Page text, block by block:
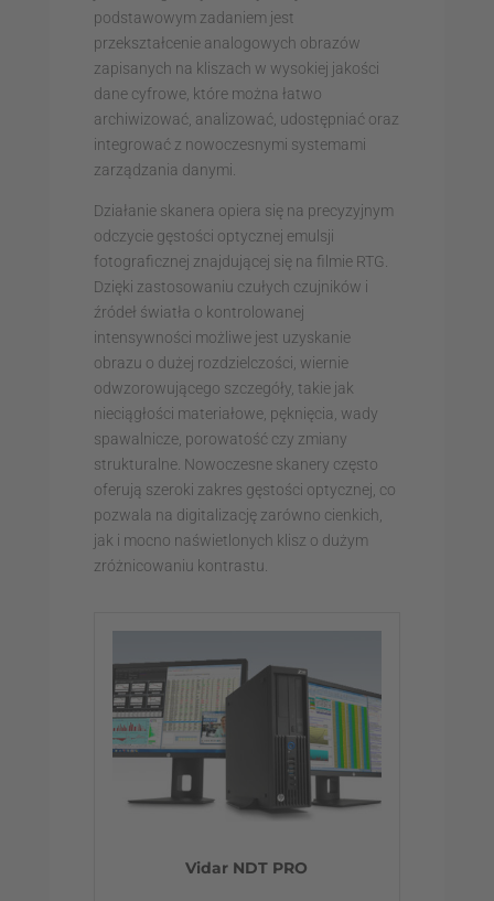
podstawowym zadaniem jest
przekształcenie analogowych obrazów
zapisanych na kliszach w wysokiej jakości
dane cyfrowe, które można łatwo
archiwizować, analizować, udostępniać oraz
integrować z nowoczesnymi systemami
zarządzania danymi.
Działanie skanera opiera się na precyzyjnym
odczycie gęstości optycznej emulsji
fotograficznej znajdującej się na filmie RTG.
Dzięki zastosowaniu czułych czujników i
źródeł światła o kontrolowanej
intensywności możliwe jest uzyskanie
obrazu o dużej rozdzielczości, wiernie
odwzorowującego szczegóły, takie jak
nieciągłości materiałowe, pęknięcia, wady
spawalnicze, porowatość czy zmiany
strukturalne. Nowoczesne skanery często
oferują szeroki zakres gęstości optycznej, co
pozwala na digitalizację zarówno cienkich,
jak i mocno naświetlonych klisz o dużym
zróżnicowaniu kontrastu.
Vidar NDT PRO